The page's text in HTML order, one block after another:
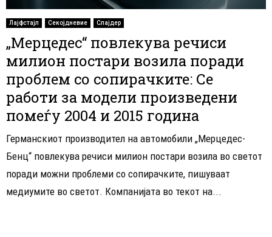
Лајфстајл Секојдневие Слајдер
„Мерцедес“ повлекува речиси
милион постари возила поради
проблем со сопирачките: Се
работи за модели произведени
помеѓу 2004 и 2015 година
Германскиот производител на автомобили „Мерцедес-
Бенц“ повлекува речиси милион постари возила во светот
поради можни проблеми со сопирачките, пишуваат
медиумите во светот. Компанијата во текот на...